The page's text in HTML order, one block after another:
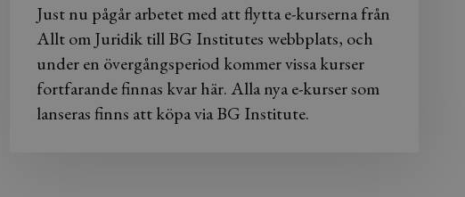
Just nu pågår arbetet med att flytta e-kurserna från
Allt om Juridik till BG Institutes webbplats, och
under en övergångsperiod kommer vissa kurser
fortfarande finnas kvar här. Alla nya e-kurser som
lanseras finns att köpa via BG Institute.